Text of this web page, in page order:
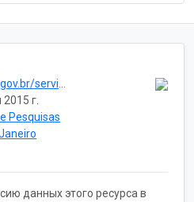
services/
г.
Pesquisas
данных этого ресурса в